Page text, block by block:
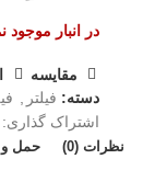
در انبار موجود
مقايسه
دسته: فیلتر
اشتراک گذاری:
نظرات (0) حمل و